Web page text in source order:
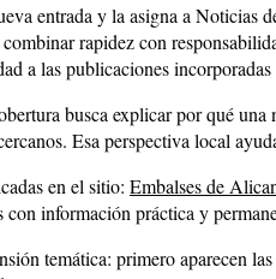
entrada y la asigna a
rapidez con
a las publicaciones
busca explicar por qué
Esa perspectiva local
en el sitio: Embalses de
información práctica y
temática: primero aparecen